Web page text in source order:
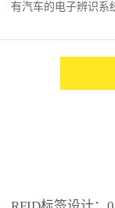
有汽车的电子辨识系